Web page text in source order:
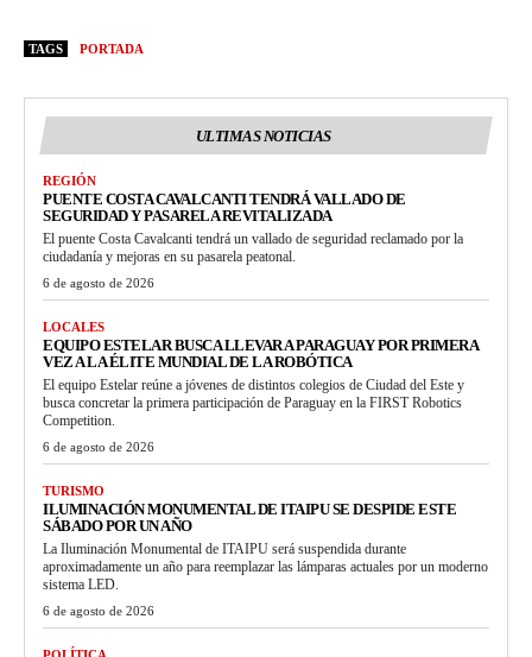
TAGS PORTADA
ULTIMAS NOTICIAS
REGIÓN
PUENTE COSTA CAVALCANTI TENDRÁ VALLADO DE
SEGURIDAD Y PASARELA REVITALIZADA
El puente Costa Cavalcanti tendrá un vallado de seguridad reclamado por la
ciudadanía y mejoras en su pasarela peatonal.
6 de agosto de 2026
LOCALES
EQUIPO ESTELAR BUSCA LLEVAR A PARAGUAY POR PRIMERA
VEZ A LA ÉLITE MUNDIAL DE LA ROBÓTICA
El equipo Estelar reúne a jóvenes de distintos colegios de Ciudad del Este y
busca concretar la primera participación de Paraguay en la FIRST Robotics
Competition.
6 de agosto de 2026
TURISMO
ILUMINACIÓN MONUMENTAL DE ITAIPU SE DESPIDE ESTE
SÁBADO POR UN AÑO
La Iluminación Monumental de ITAIPU será suspendida durante
aproximadamente un año para reemplazar las lámparas actuales por un moderno
sistema LED.
6 de agosto de 2026